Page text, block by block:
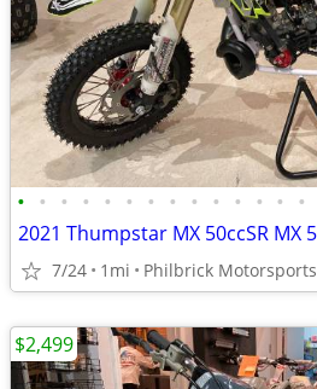
• • • • • • • • • • • • • •
7/24 1mi Philbrick Motorsports
$2,499